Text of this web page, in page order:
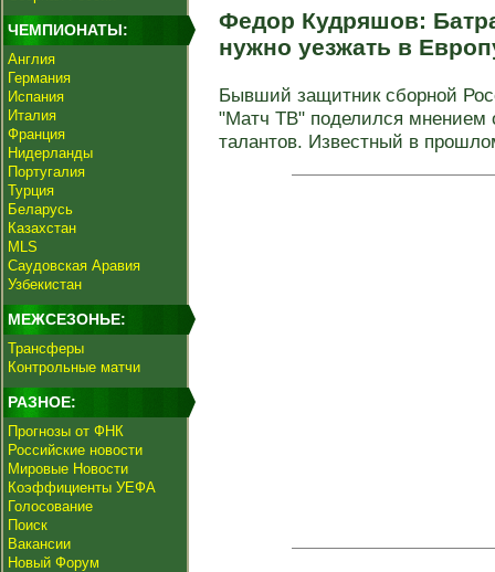
ЧЕМПИОНАТЫ:
Англия
Германия
Испания
Италия
Франция
Нидерланды
Португалия
Турция
Беларусь
Казахстан
MLS
Саудовская Аравия
Узбекистан
МЕЖСЕЗОНЬЕ:
Трансферы
Контрольные матчи
РАЗНОЕ:
Прогнозы от ФНК
Российские новости
Мировые Новости
Коэффициенты УЕФА
Голосование
Поиск
Вакансии
Новый Форум
Федор Кудряшов:
нужно уезжать в
Бывший защитник сборной
"Матч ТВ" поделился мнением
талантов. Известный в